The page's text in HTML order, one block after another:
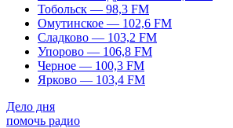
Тобольск — 98,3 FM
Омутинское — 102,6 FM
Сладково — 103,2 FM
Упорово — 106,8 FM
Черное — 100,3 FM
Ярково — 103,4 FM
Дело дня
помочь радио